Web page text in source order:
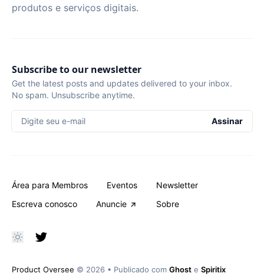
produtos e serviços digitais.
Subscribe to our newsletter
Get the latest posts and updates delivered to your inbox.
No spam. Unsubscribe anytime.
Digite seu e-mail Assinar
Área para Membros Eventos
Newsletter
Escreva conosco
Anuncie Sobre
Product Oversee © 2026 • Publicado com Ghost e Spiritix